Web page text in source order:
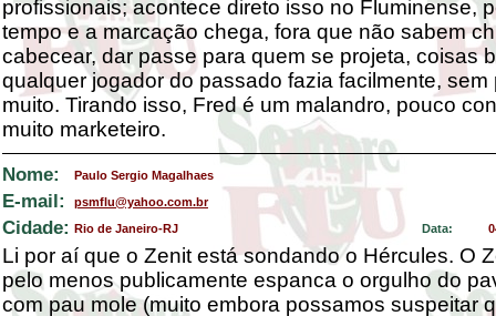
profissionais; acontece direto isso no Fluminense,
tempo e a marcação chega, fora que não sabem
cabecear, dar passe para quem se projeta, coisas
qualquer jogador do passado fazia facilmente, sem
muito. Tirando isso, Fred é um malandro, pouco
muito marketeiro.
Nome: Paulo Sergio Magalhaes
E-mail: psmflu@yahoo.com.br
Cidade: Rio de Janeiro-RJ Data:
Li por aí que o Zenit está sondando o Hércules. O
pelo menos publicamente espanca o orgulho do
com pau mole (muito embora possamos suspeitar